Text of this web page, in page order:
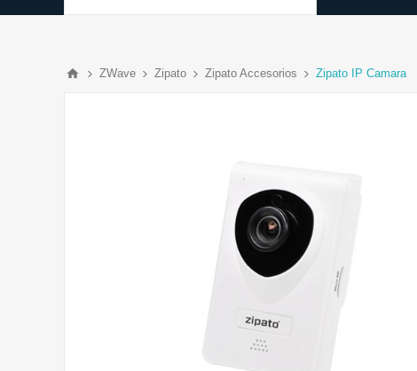
ZWave Zipato Zipato Accesorios Zipato IP Camara